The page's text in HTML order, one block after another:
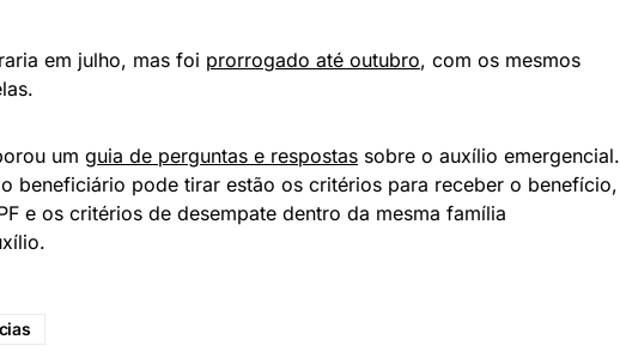
em julho, mas foi prorrogado até outubro, com os mesmos
um guia de perguntas e respostas sobre o auxílio emergencial.
beneficiário pode tirar estão os critérios para receber o benefício,
e os critérios de desempate dentro da mesma família